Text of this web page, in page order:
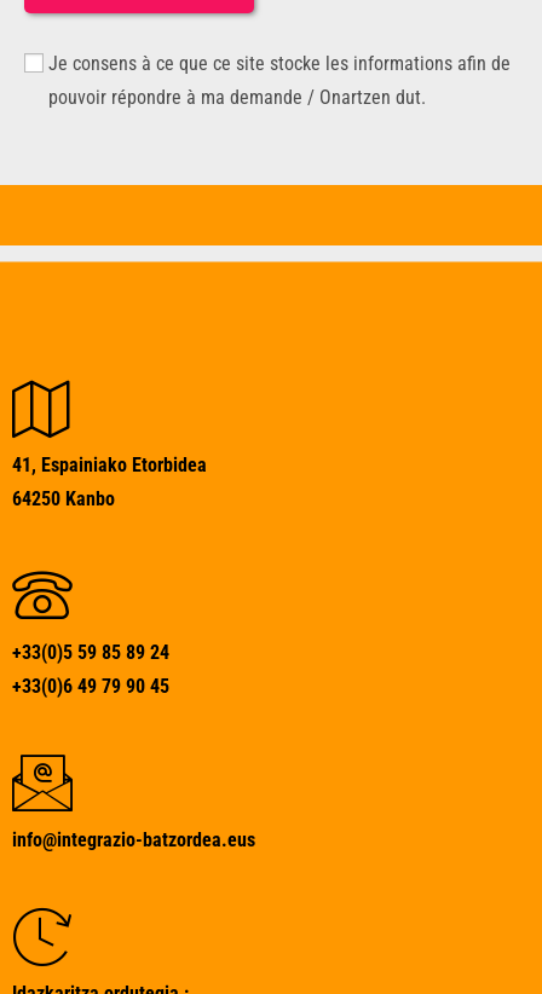
Je consens à ce que ce site stocke les informations afin de
pouvoir répondre à ma demande / Onartzen dut.
41, Espainiako Etorbidea
64250 Kanbo
+33(0)5 59 85 89 24
+33(0)6 49 79 90 45
info@integrazio-batzordea.eus